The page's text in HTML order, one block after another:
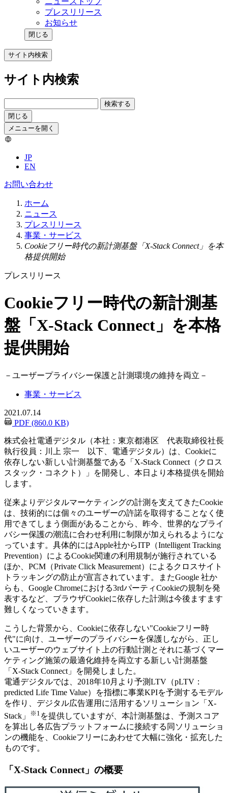
プレスリリース
お知らせ
閉じる
サイト内検索
サイト内検索
検索する
閉じる
メニューを開く
JP
EN
お問い合わせ
ホーム
ニュース
プレスリリース
事業・サービス
Cookieフリー時代の新計測基盤「X-Stack Connect」を本
格提供開始
プレスリリース
Cookieフリー時代の新計測基
盤「X-Stack Connect」を本格
提供開始
－ ユーザープライバシー保護と計測環境の維持を両立 －
事業・サービス
2021.07.14
PDF (860.0 KB)
株式会社電通デジタル（本社：東京都港区 代表取締役社長
執行役員：川上 宗一 以下、電通デジタル）は、Cookieに
依存しない新しい計測基盤である「X-Stack Connect（クロス
スタック・コネクト）」を開発し、本日より本格提供を開始
します。
従来よりデジタルマーケティングの計測を支えてきたCookie
は、技術的には個々のユーザーの許諾を取得することなく使
用できてしまう側面があることから、昨今、世界的なプライ
バシー保護の潮流に合わせ利用に制限が加えられるようにな
っています。具体的にはApple社からITP（Intelligent Tracking
Prevention）によるCookie関連の利用規制が施行されている
ほか、PCM（Private Click Measurement）によるクロスサイト
トラッキングの防止が宣言されています。またGoogle 社か
らも、Google Chromeにおける3rdパーティCookieの規制を発
表するなど、ブラウザCookieに依存した計測は今後ますます
難しくなっていきます。
こうした背景から、Cookieに依存しない"Cookieフリー時
代"に向け、ユーザーのプライバシーを保護しながら、正し
いユーザーのウェブサイト上の行動計測とそれに基づくマー
ケティング施策の最適化維持を両立する新しい計測基盤
「X-Stack Connect」を開発しました。
電通デジタルでは、2018年10月より予測LTV（pLTV：
predicted Life Time Value）を指標に事業KPIを予測するモデル
を作り、デジタル広告運用に活用するソリューション「X-
Stack」
※1 を提供していますが、本計測基盤は、予測スコア
を算出し各広告プラットフォームに接続する同ソリューショ
ンの機能を、Cookieフリーにあわせて大幅に強化・拡充した
ものです。
「X-Stack Connect」の概要